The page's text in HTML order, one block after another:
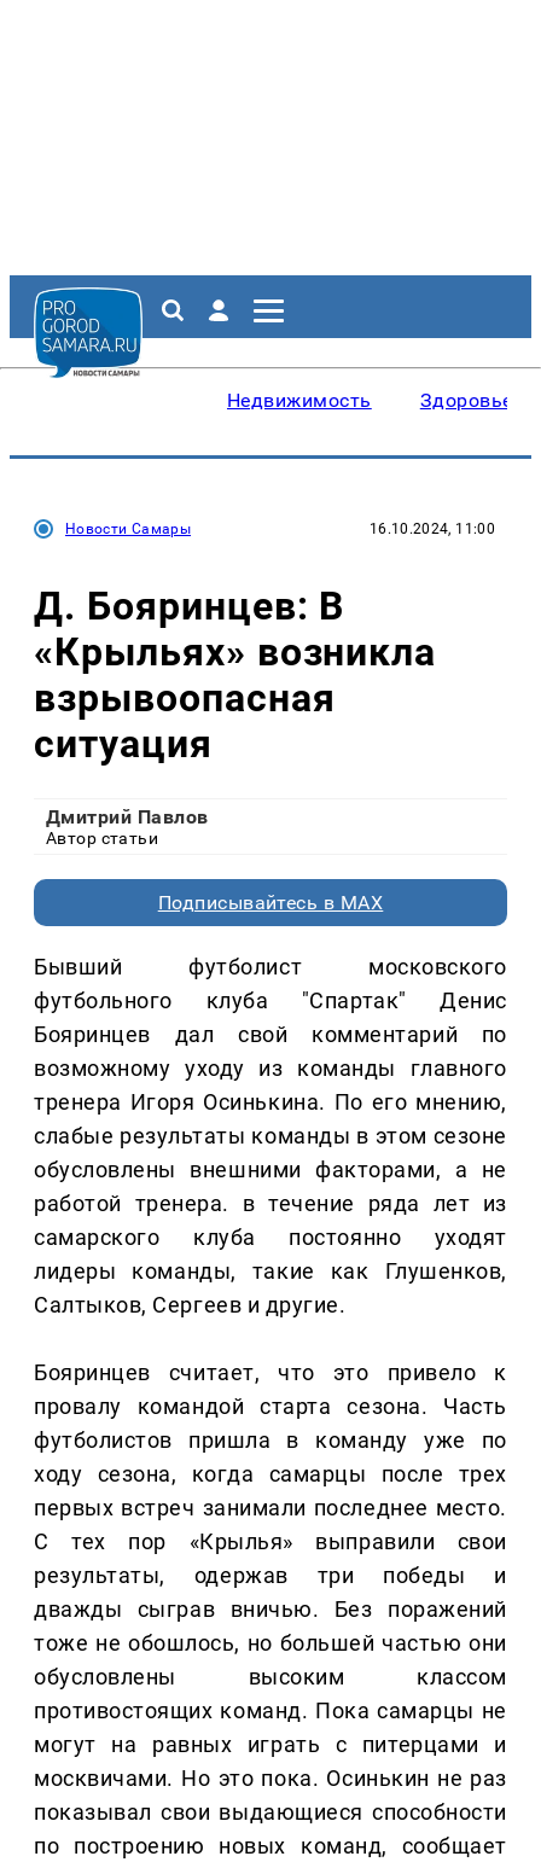
Недвижимость Здоровье
Новости Самары 16.10.2024, 11:00
Д. Бояринцев: В
«Крыльях» возникла
взрывоопасная
ситуация
Дмитрий Павлов
Автор статьи
Подписывайтесь в MAX
Бывший футболист московского
футбольного клуба "Спартак" Денис
Бояринцев дал свой комментарий по
возможному уходу из команды главного
тренера Игоря Осинькина. По его мнению,
слабые результаты команды в этом сезоне
обусловлены внешними факторами, а не
работой тренера. в течение ряда лет из
самарского клуба постоянно уходят
лидеры команды, такие как Глушенков,
Салтыков, Сергеев и другие.
Бояринцев считает, что это привело к
провалу командой старта сезона. Часть
футболистов пришла в команду уже по
ходу сезона, когда самарцы после трех
первых встреч занимали последнее место.
С тех пор «Крылья» выправили свои
результаты, одержав три победы и
дважды сыграв вничью. Без поражений
тоже не обошлось, но большей частью они
обусловлены высоким классом
противостоящих команд. Пока самарцы не
могут на равных играть с питерцами и
москвичами. Но это пока. Осинькин не раз
показывал свои выдающиеся способности
по построению новых команд, сообщает